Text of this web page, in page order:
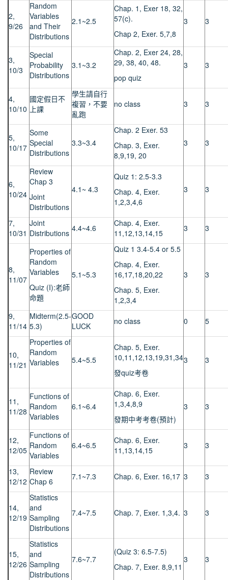
2,
9/26
Random
Variables
and Their
Distributions
2.1~2.5
Chap. 1, Exer 18, 32,
57(c).
Chap 2, Exer. 5,7,8
3 3
3,
10/3
Special
Probability
Distributions
3.1~3.2
Chap. 2, Exer 24, 28,
29, 38, 40, 48.
pop quiz
3 3
4,
10/10
國定假日不
上課
學生請自行
複習，不要
亂跑
no class 3 3
5,
10/17
Some
Special
Distributions
3.3~3.4
Chap. 2 Exer. 53
Chap. 3, Exer.
8,9,19, 20
3 3
6,
10/24
Review
Chap 3
Joint
Distributions
4.1~ 4.3
Quiz 1: 2.5-3.3
Chap. 4, Exer.
1,2,3,4,6
3 3
7,
10/31
Joint
Distributions 4.4~4.6
Chap. 4, Exer.
11,12,13,14,15
3 3
8,
11/07
Properties of
Random
Variables
Quiz (I):老師
命題
5.1~5.3
Quiz 1 3.4-5.4 or 5.5
Chap. 4, Exer.
16,17,18,20,22
Chap. 5, Exer.
1,2,3,4
3 3
9,
11/14
Midterm(2.5-
5.3)
GOOD
LUCK
no class 0 5
10,
11/21
Properties of
Random
Variables
5.4~5.5
Chap. 5, Exer.
10,11,12,13,19,31,34
發quiz考卷
3 3
11,
11/28
Functions of
Random
Variables
6.1~6.4
Chap. 6, Exer.
1,3,4,8,9
發期中考考卷(預計)
3 3
12,
12/05
Functions of
Random
Variables
6.4~6.5
Chap. 6, Exer.
11,13,14,15
3 3
13,
12/12
Review
Chap 6
7.1~7.3 Chap. 6, Exer. 16,17 3 3
14,
12/19
Statistics
and
Sampling
Distributions
7.4~7.5 Chap. 7, Exer. 1,3,4. 3 3
15,
12/26
Statistics
and
Sampling
Distributions
7.6~7.7
(Quiz 3: 6.5-7.5)
Chap. 7, Exer. 8,9,11
3 3